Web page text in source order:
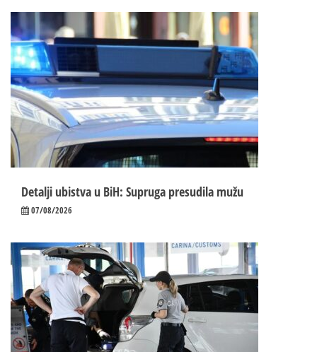
Detalji ubistva u BiH: Supruga presudila mužu
07/08/2026